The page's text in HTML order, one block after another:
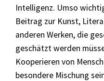
Intelligenz. Umso
Beitrag zur Kunst,
anderen Werken, die
geschätzt werden
Kooperieren von
besondere Mischung